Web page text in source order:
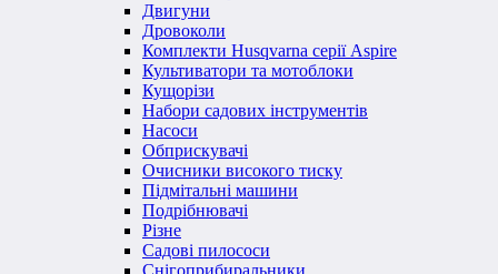
Двигуни
Дровоколи
Комплекти Husqvarna серії Aspire
Культиватори та мотоблоки
Кущорізи
Набори садових інструментів
Насоси
Обприскувачі
Очисники високого тиску
Підмітальні машини
Подрібнювачі
Різне
Садові пилососи
Снігоприбиральники